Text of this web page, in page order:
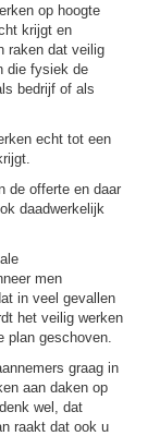
op hoogte
krijgt en
raken dat veilig
die fysiek de
bedrijf of als
echt tot een
de offerte en daar
daadwerkelijk
men
in veel gevallen
het veilig werken
plan geschoven.
graag in
aan daken op
wel, dat
raakt dat ook u